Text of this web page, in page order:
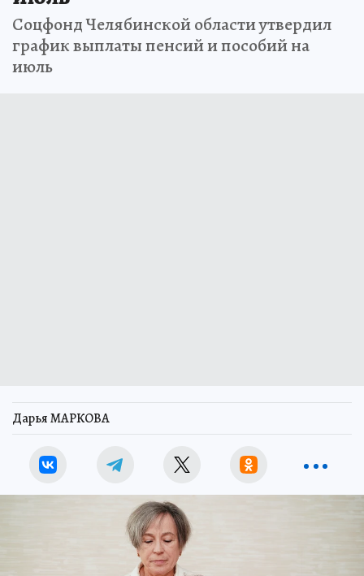
Соцфонд Челябинской области утвердил
график выплаты пенсий и пособий на
июль
Дарья МАРКОВА